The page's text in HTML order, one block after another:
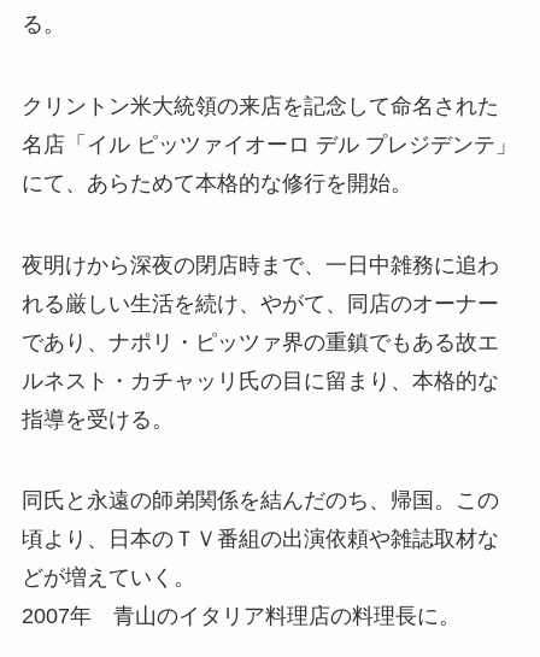
る。
クリントン米大統領の来店を記念して命名された
名店「イル ピッツァイオーロ デル プレジデンテ」
にて、あらためて本格的な修行を開始。
夜明けから深夜の閉店時まで、一日中雑務に追わ
れる厳しい生活を続け、やがて、同店のオーナー
であり、ナポリ・ピッツァ界の重鎮でもある故エ
ルネスト・カチャッリ氏の目に留まり、本格的な
指導を受ける。
同氏と永遠の師弟関係を結んだのち、帰国。この
頃より、日本のＴＶ番組の出演依頼や雑誌取材な
どが増えていく。
2007年 青山のイタリア料理店の料理長に。